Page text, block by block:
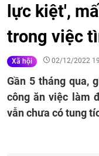
lực kiệt',
trong việc
Xã hội 02/12/2022
Gần 5 tháng qua,
công ăn việc làm
vẫn chưa có tung